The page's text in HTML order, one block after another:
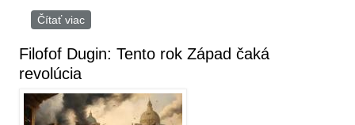
Čítať viac
Filofof Dugin: Tento rok Západ čaká
revolúcia